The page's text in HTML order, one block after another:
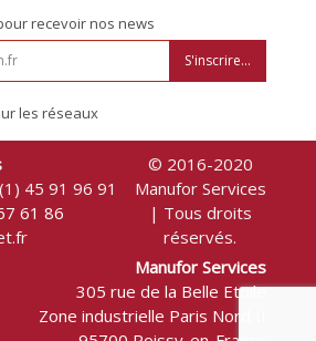
recevoir nos news
S'inscrire...
les réseaux
45 91 96 91
61 86
Manufor Services
305 rue de la Belle Etoile
Zone industrielle Paris Nord II
© 2016-2020
Manufor Services
| Tous droits
réservés.